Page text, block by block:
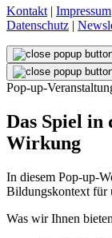
Kontakt | Impressum
Datenschutz |
Pop-up-
Das Spiel in
Wirkung
In diesem Pop-up-
Bildungskontext für
Was wir Ihnen